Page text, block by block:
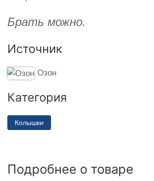
Брать можно.
Источник
Озон
Категория
Колышки
Подробнее о товаре